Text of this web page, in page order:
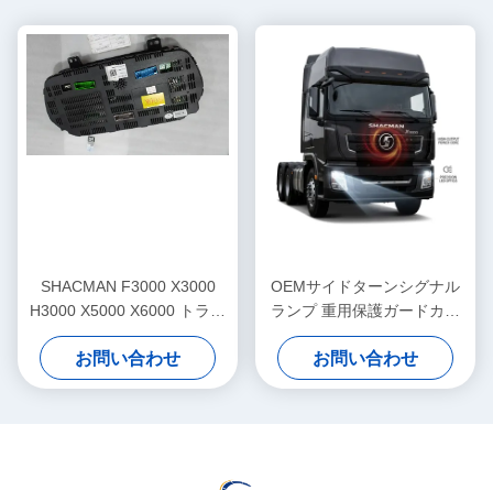
SHACMAN F3000 X3000
H3000 X5000 X6000 トラッ
ク ダッシュボード アセンブ
リ 計器パネル クラスター 大
型交換用
お問い合わせ
OEMサイドターンシグナル
ランプ 重用保護ガードカバ
ー SHACMAN F3000 X3000
シリーズのための直接フィッ
ト交換
お問い合わせ